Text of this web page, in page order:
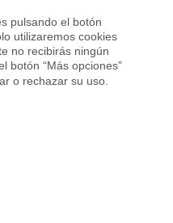
y olvídate
pulsando el botón
utilizaremos cookies
no recibirás ningún
botón “Más opciones”
o rechazar su uso.